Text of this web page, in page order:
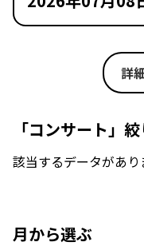
詳
「コンサート」
該当するデータがあり
月から選ぶ